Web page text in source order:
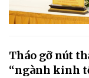
Tháo gỡ nút
“ngành kinh